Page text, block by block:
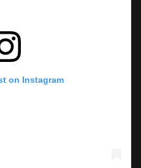
on Instagram